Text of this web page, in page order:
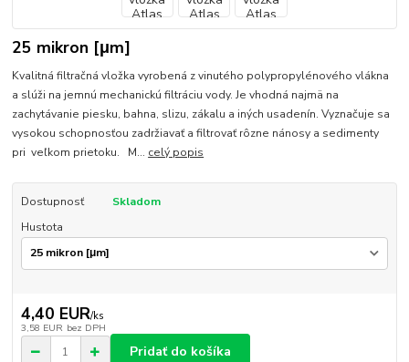
25 mikron [μm]
Kvalitná filtračná vložka vyrobená z vinutého polypropylénového vlákna
a slúži na jemnú mechanickú filtráciu vody. Je vhodná najmä na
zachytávanie piesku, bahna, slizu, zákalu a iných usadenín. Vyznačuje sa
vysokou schopnosťou zadržiavať a filtrovať rôzne nánosy a sedimenty
pri veľkom prietoku. M... celý popis
Dostupnosť
Skladom
Hustota
4,40 EUR/ks
3,58 EUR bez DPH
Pridať do košíka